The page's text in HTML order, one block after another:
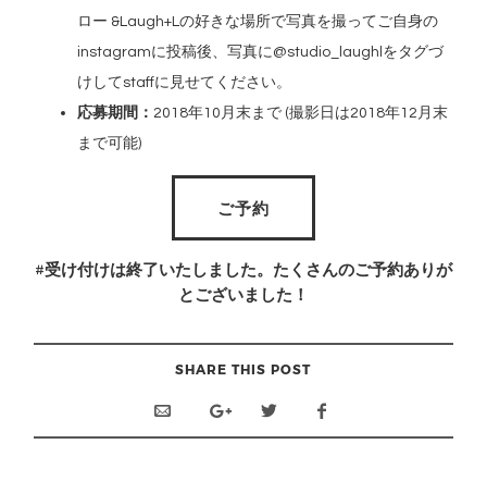
ロー &Laugh+Lの好きな場所で写真を撮ってご自身の
instagramに投稿後、写真に@studio_laughlをタグづ
けしてstaffに見せてください。
応募期間： 2018年10月末まで (撮影日は2018年12月末
まで可能)
ご予約
#受け付けは終了いたしました。たくさんのご予約ありが
とございました！
SHARE THIS POST